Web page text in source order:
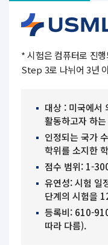
* 시험은 컴퓨터로 진
Step 3로 나뉘어 3년
대상 : 미국에서
활동하고자 하
인정되는 국가
학위를 소지한
점수 범위: 1-
유연성: 시험 일
단계의 시험을
등록비: 610-
따라 다름).